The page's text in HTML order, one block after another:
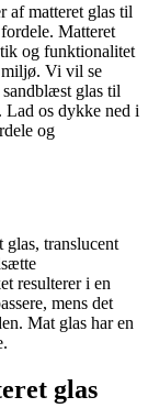
af matteret glas til
Matteret
og funktionalitet
Vi vil se
glas til
Lad os dykke ned i
og
glas, translucent
resulterer i en
mens det
Mat glas har en
glas